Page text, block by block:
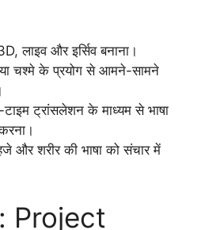
लाइव और इर्सिव बनाना।
या चश्मे के प्रयोग से आमने-सामने
ट्रांसलेशन के माध्यम से भाषा
और शरीर की भाषा को संचार में
Project